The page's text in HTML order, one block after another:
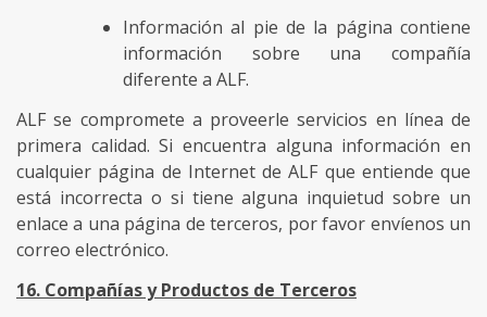
Información al pie de la página contiene
información sobre una compañía
diferente a ALF.
ALF se compromete a proveerle servicios en línea de
primera calidad. Si encuentra alguna información en
cualquier página de Internet de ALF que entiende que
está incorrecta o si tiene alguna inquietud sobre un
enlace a una página de terceros, por favor envíenos un
correo electrónico.
16. Compañías y Productos de Terceros